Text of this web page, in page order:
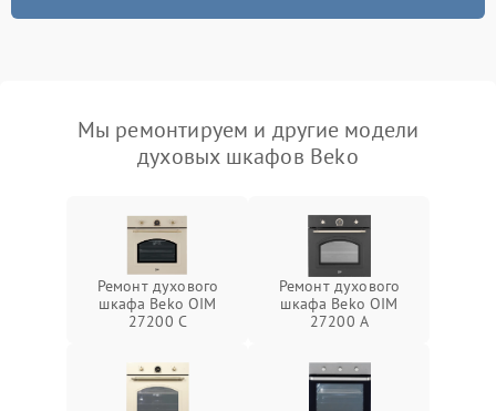
Мы ремонтируем и другие модели
духовых шкафов Beko
Ремонт духового
шкафа Beko OIM
27200 C
Ремонт духового
шкафа Beko OIM
27200 A